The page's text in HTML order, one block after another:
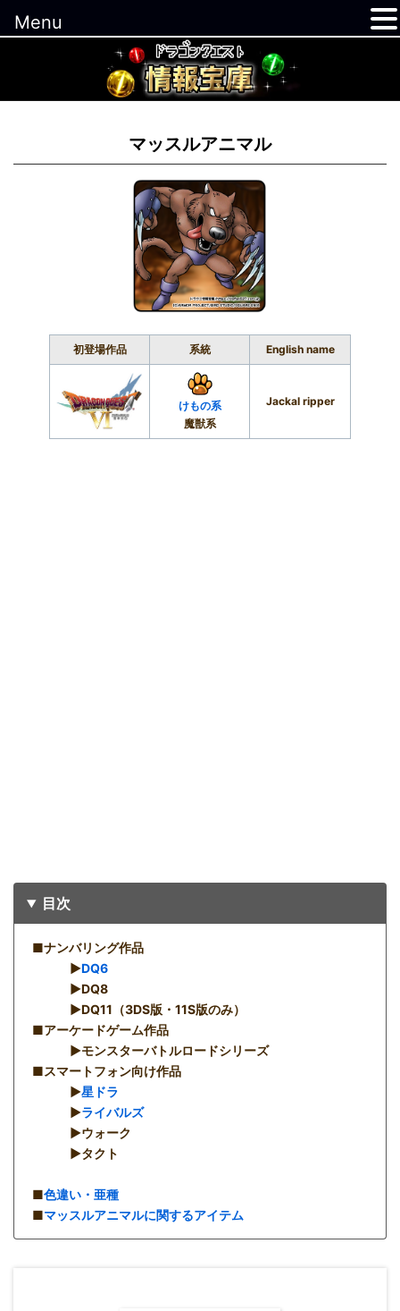
マッスルアニマル
初登場作品 系統 English name
けもの系
魔獣系
Jackal ripper
目次
■ナンバリング作品
▶︎DQ6
▶︎DQ8
▶︎DQ11（3DS版・11S版のみ）
■アーケードゲーム作品
▶︎モンスターバトルロードシリーズ
■スマートフォン向け作品
▶︎星ドラ
▶︎ライバルズ
▶︎ウォーク
▶︎タクト
■色違い・亜種
■マッスルアニマルに関するアイテム
Menu